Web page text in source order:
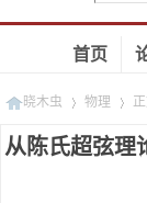
首页
晓木虫 物理
从陈氏超弦理